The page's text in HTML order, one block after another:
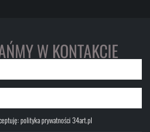
W KONTAKCIE
polityka prywatności 34art.pl